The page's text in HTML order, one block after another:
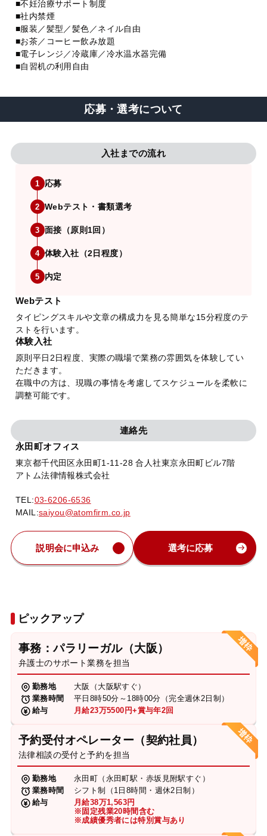
■不妊治療サポート制度
■社内禁煙
■服装／髪型／髪色／ネイル自由
■お茶／コーヒー飲み放題
■電子レンジ／冷蔵庫／冷水温水器完備
■自習机の利用自由
応募・選考について
入社までの流れ
1 応募
2 Webテスト・書類選考
3 面接（原則1回）
4 体験入社（2日程度）
5 内定
Webテスト
タイピングスキルや文章の構成力を見る簡単な15分程度のテ
ストを行います。
体験入社
原則平日2日程度、実際の職場で業務の雰囲気を体験してい
ただきます。
在職中の方は、現職の事情を考慮してスケジュールを柔軟に
調整可能です。
連絡先
永田町オフィス
東京都千代田区永田町1-11-28 合人社東京永田町ビル7階
アトム法律情報株式会社
TEL:03-6206-6536
MAIL:saiyou@atomfirm.co.jp
説明会に申込み 選考に応募
ピックアップ
事務：パラリーガル（大阪）
弁護士のサポート業務を担当
勤務地
大阪（大阪駅すぐ）
業務時間
平日8時50分～18時00分（完全週休2日制）
給与
月給23万5500円+賞与年2回
予約受付オペレーター（契約社員）
法律相談の受付と予約を担当
勤務地
永田町（永田町駅・赤坂見附駅すぐ）
業務時間
シフト制（1日8時間・週休2日制）
給与
月給38万1,563円
※固定残業20時間含む
※成績優秀者には特別賞与あり